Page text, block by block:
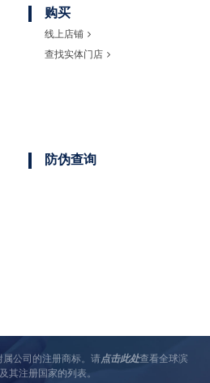
购买
线上店铺
查找实体门店
防伪查询
公司的注册商标。请点击此处查看全球滨
其注册国家的列表。